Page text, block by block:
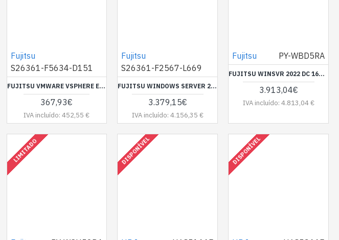
Fujitsu
S26361-F5634-D151
FUJITSU VMWARE VSPHERE EMBED. M.2 150GB
367,93€
IVA incluído: 452,55 €
Fujitsu
S26361-F2567-L669
FUJITSU WINDOWS SERVER 2019 100 USER CAL
3.379,15€
IVA incluído: 4.156,35 €
Fujitsu PY-WBD5RA
FUJITSU WINSVR 2022 DC 16CORE ROK
3.913,04€
IVA incluído: 4.813,04 €
LIMITADO DISPONÍVEL DISPONÍVEL